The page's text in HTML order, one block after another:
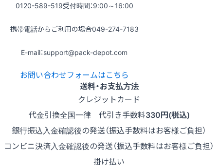
0120-589-519受付時間：9:00～16:00
携帯電話からご利用の場合049-274-7183
E-mail：support@pack-depot.com
お問い合わせフォームはこちら
送料・お支払方法
クレジットカード
代金引換全国一律 代引き手数料330円(税込)
銀行振込入金確認後の発送（振込手数料はお客様ご負担）
コンビニ決済入金確認後の発送（振込手数料はお客様ご負担）
掛け払い